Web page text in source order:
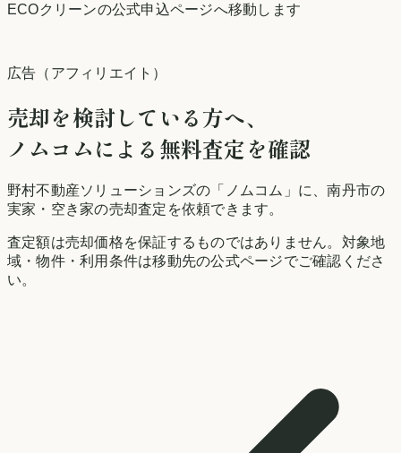
ECOクリーンの公式申込ページへ移動します
広告（アフィリエイト）
売却を検討している方へ、
ノムコムによる無料査定を確認
野村不動産ソリューションズの「ノムコム」に、南丹市の
実家・空き家の売却査定を依頼できます。
査定額は売却価格を保証するものではありません。対象地
域・物件・利用条件は移動先の公式ページでご確認くださ
い。